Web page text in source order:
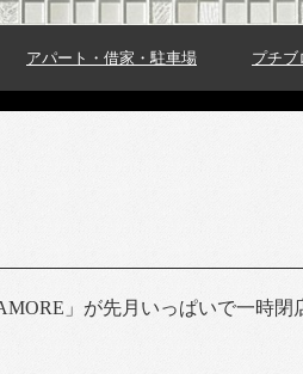
アパート・借家・駐車場 プチブ
」が先月いっぱいで一時閉